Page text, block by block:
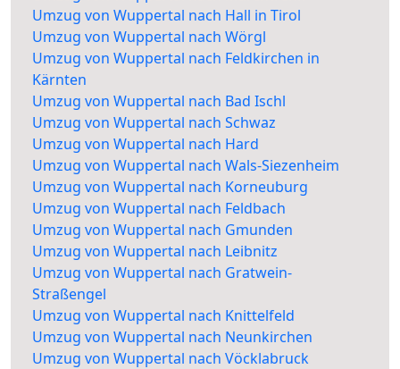
Umzug von Wuppertal nach Hall in Tirol
Umzug von Wuppertal nach Wörgl
Umzug von Wuppertal nach Feldkirchen in
Kärnten
Umzug von Wuppertal nach Bad Ischl
Umzug von Wuppertal nach Schwaz
Umzug von Wuppertal nach Hard
Umzug von Wuppertal nach Wals-Siezenheim
Umzug von Wuppertal nach Korneuburg
Umzug von Wuppertal nach Feldbach
Umzug von Wuppertal nach Gmunden
Umzug von Wuppertal nach Leibnitz
Umzug von Wuppertal nach Gratwein-
Straßengel
Umzug von Wuppertal nach Knittelfeld
Umzug von Wuppertal nach Neunkirchen
Umzug von Wuppertal nach Vöcklabruck